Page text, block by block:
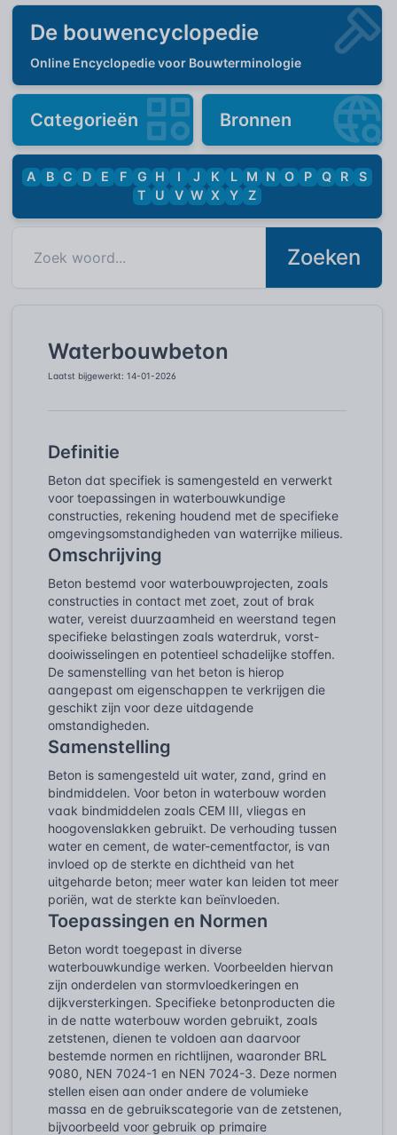
De bouwencyclopedie
Online Encyclopedie voor Bouwterminologie
Categorieën Bronnen
A B C D E F G H I J K L M N O P Q R
S
T
U V W X Y Z
Zoeken
Waterbouwbeton
Laatst bijgewerkt: 14-01-2026
Definitie
Beton dat specifiek is samengesteld en verwerkt
voor toepassingen in waterbouwkundige
constructies, rekening houdend met de specifieke
omgevingsomstandigheden van waterrijke milieus.
Omschrijving
Beton bestemd voor waterbouwprojecten, zoals
constructies in contact met zoet, zout of brak
water, vereist duurzaamheid en weerstand tegen
specifieke belastingen zoals waterdruk, vorst-
dooiwisselingen en potentieel schadelijke stoffen.
De samenstelling van het beton is hierop
aangepast om eigenschappen te verkrijgen die
geschikt zijn voor deze uitdagende
omstandigheden.
Samenstelling
Beton is samengesteld uit water, zand, grind en
bindmiddelen. Voor beton in waterbouw worden
vaak bindmiddelen zoals CEM III, vliegas en
hoogovenslakken gebruikt. De verhouding tussen
water en cement, de water-cementfactor, is van
invloed op de sterkte en dichtheid van het
uitgeharde beton; meer water kan leiden tot meer
poriën, wat de sterkte kan beïnvloeden.
Toepassingen en Normen
Beton wordt toegepast in diverse
waterbouwkundige werken. Voorbeelden hiervan
zijn onderdelen van stormvloedkeringen en
dijkversterkingen. Specifieke betonproducten die
in de natte waterbouw worden gebruikt, zoals
zetstenen, dienen te voldoen aan daarvoor
bestemde normen en richtlijnen, waaronder BRL
9080, NEN 7024-1 en NEN 7024-3. Deze normen
stellen eisen aan onder andere de volumieke
massa en de gebruikscategorie van de zetstenen,
bijvoorbeeld voor gebruik op primaire